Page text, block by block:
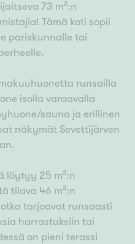
73 m²:n
Tämä koti sopii
pariskunnalle tai
runsailla
isolla varaavalla
sauna ja erillinen
näkymät Sevettijärven
löytyy 25 m²:n
tilava 46 m²:n
tarjoavat runsaasti
harrastuksiin tai
on pieni terassi